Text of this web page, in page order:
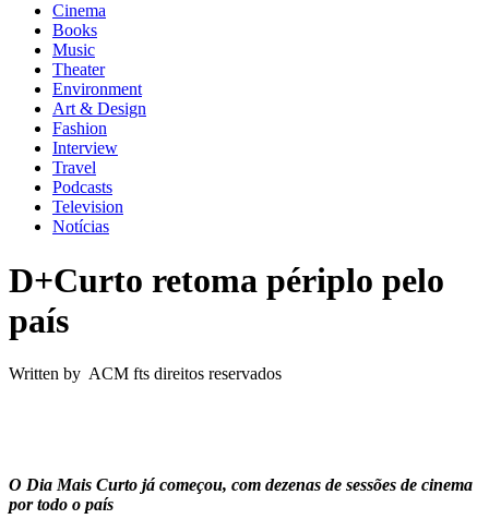
Cinema
Books
Music
Theater
Environment
Art & Design
Fashion
Interview
Travel
Podcasts
Television
Notícias
D+Curto retoma périplo pelo
país
Written by ACM fts direitos reservados
O Dia Mais Curto já começou, com dezenas de sessões de cinema
por todo o país